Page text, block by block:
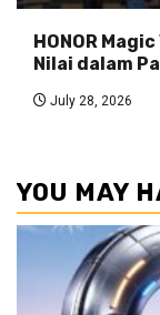
HONOR
Nilai dalam
July 28, 2026
YOU MAY